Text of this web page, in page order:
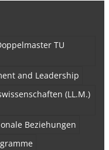
TU
and Leadership
(LL.M.)
Beziehungen